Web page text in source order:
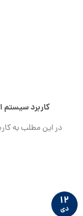
کاربرد سیستم
در این مطلب به
۱۲
دی